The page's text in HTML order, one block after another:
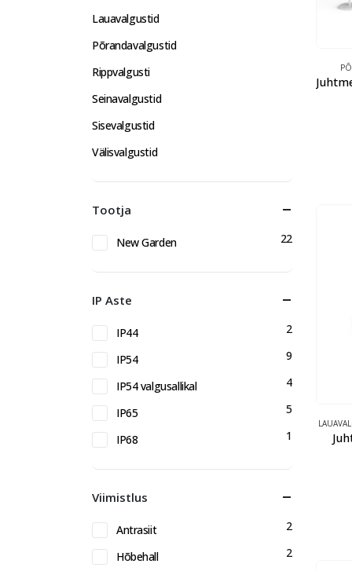
Lauavalgustid
Põrandavalgustid
Rippvalgusti
Seinavalgustid
Sisevalgustid
Välisvalgustid
Tootja
New Garden 22
IP Aste
IP44 2
IP54 9
IP54 valgusallikal 4
IP65 5
IP68 1
Viimistlus
Antrasiit 2
Hõbehall 2